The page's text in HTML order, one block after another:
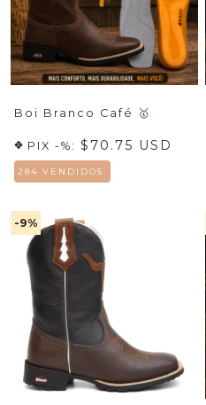
Boi Branco Café 🥇
PIX -%: $70.75 USD
284 VENDIDOS.
-9%